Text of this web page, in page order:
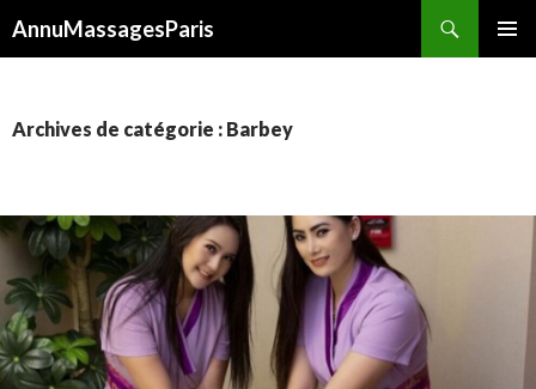
AnnuMassagesParis
Archives de catégorie : Barbey